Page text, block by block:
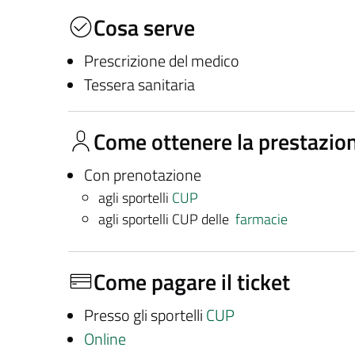
Cosa serve
Prescrizione del medico
Tessera sanitaria
Come ottenere la
Con prenotazione
agli sportelli CUP
agli sportelli CUP delle farmacie
Come pagare il ticket
Presso gli sportelli CUP
Online